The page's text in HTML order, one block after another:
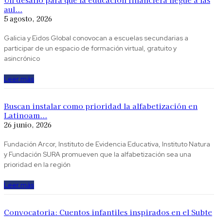
aul...
5 agosto, 2026
Galicia y Eidos Global conovocan a escuelas secundarias a
participar de un espacio de formación virtual, gratuito y
asincrónico
Leer más
Buscan instalar como prioridad la alfabetización en
Latinoam...
26 junio, 2026
Fundación Arcor, Instituto de Evidencia Educativa, Instituto Natura
y Fundación SURA ​promueven que la alfabetización sea una
prioridad en la región
Leer más
Convocatoria: Cuentos infantiles inspirados en el Subte